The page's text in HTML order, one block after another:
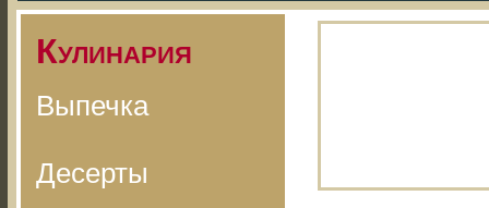
Кулинария
Выпечка
Десерты